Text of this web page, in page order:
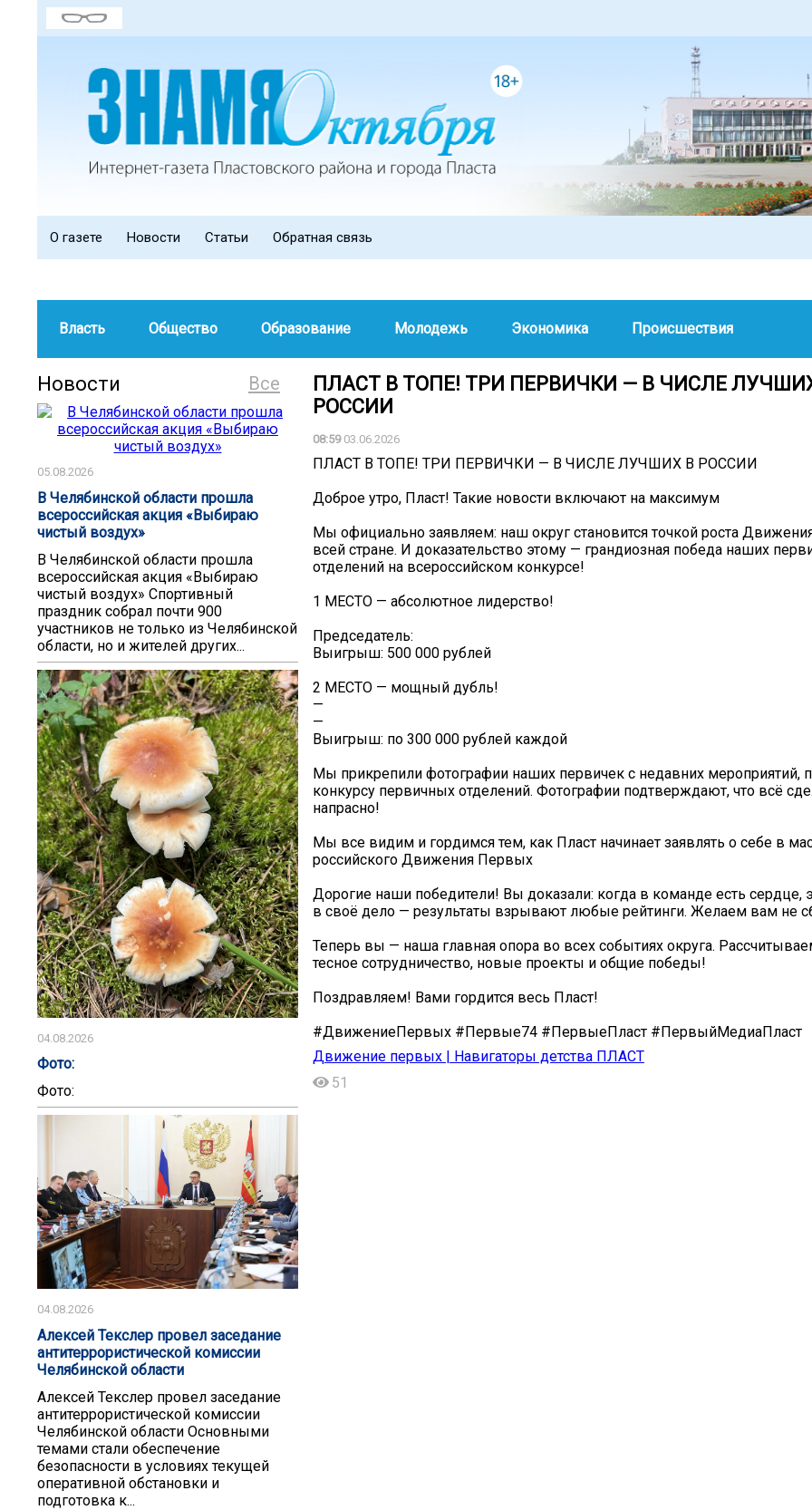
О газете Новости Статьи Обратная связь
Власть Общество Образование Молодежь Экономика Происшествия
Все
Новости
05.08.2026
В Челябинской области прошла
всероссийская акция «Выбираю
чистый воздух»
В Челябинской области прошла
всероссийская акция «Выбираю
чистый воздух» Спортивный
праздник собрал почти 900
участников не только из Челябинской
области, но и жителей других...
04.08.2026
Фото:
Фото:
04.08.2026
Алексей Текслер провел заседание
антитеррористической комиссии
Челябинской области
Алексей Текслер провел заседание
антитеррористической комиссии
Челябинской области Основными
темами стали обеспечение
безопасности в условиях текущей
оперативной обстановки и
подготовка к...
ПЛАСТ В ТОПЕ! ТРИ ПЕРВИЧКИ — В ЧИСЛЕ
РОССИИ
08:5903.06.2026
ПЛАСТ В ТОПЕ! ТРИ ПЕРВИЧКИ — В ЧИСЛЕ ЛУЧШИХ В РОССИИ
Доброе утро, Пласт! Такие новости включают на максимум
Мы официально заявляем: наш округ становится точкой роста
всей стране. И доказательство этому — грандиозная победа наших
отделений на всероссийском конкурсе!
1 МЕСТО — абсолютное лидерство!
Председатель:
Выигрыш: 500 000 рублей
2 МЕСТО — мощный дубль!
—
—
Выигрыш: по 300 000 рублей каждой
Мы прикрепили фотографии наших первичек с недавних мероприятий,
конкурсу первичных отделений. Фотографии подтверждают, что всё
напрасно!
Мы все видим и гордимся тем, как Пласт начинает заявлять о себе в
российского Движения Первых
Дорогие наши победители! Вы доказали: когда в команде есть сердце,
в своё дело — результаты взрывают любые рейтинги. Желаем вам не
Теперь вы — наша главная опора во всех событиях округа.
тесное сотрудничество, новые проекты и общие победы!
Поздравляем! Вами гордится весь Пласт!
#ДвижениеПервых #Первые74 #ПервыеПласт #ПервыйМедиаПласт
Движение первых | Навигаторы детства ПЛАСТ
51